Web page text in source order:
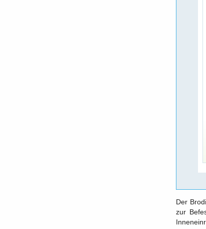
Der
zur